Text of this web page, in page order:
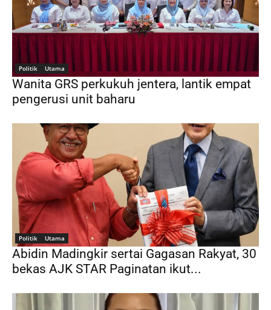
Politik Utama
Wanita GRS perkukuh jentera, lantik empat
pengerusi unit baharu
Politik Utama
Abidin Madingkir sertai Gagasan Rakyat, 30
bekas AJK STAR Paginatan ikut...